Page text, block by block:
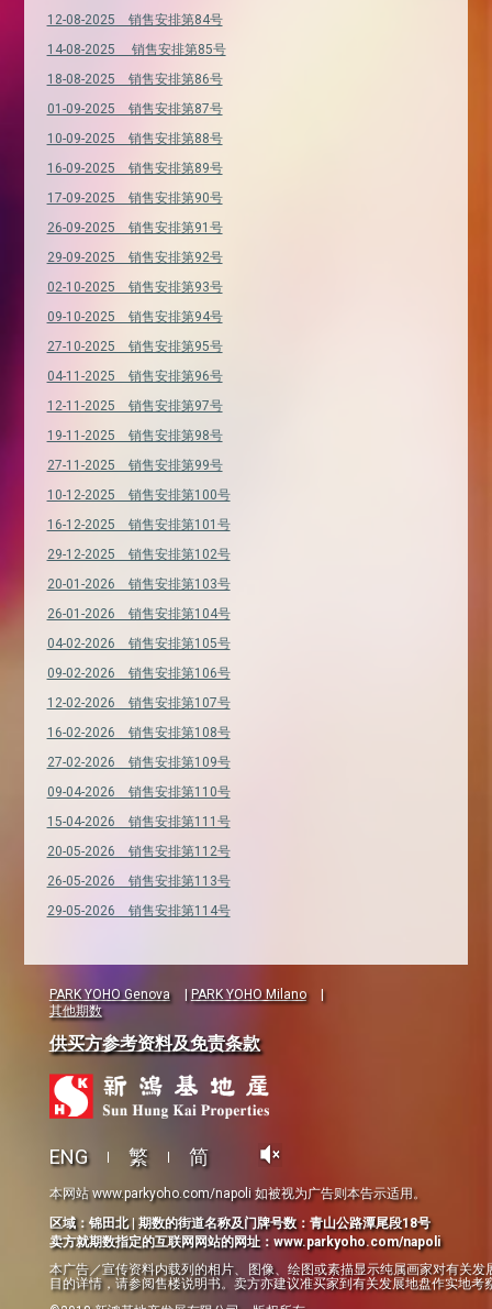
12-08-2025 销售安排第84号
14-08-2025 销售安排第85号
18-08-2025 销售安排第86号
01-09-2025 销售安排第87号
10-09-2025 销售安排第88号
16-09-2025 销售安排第89号
17-09-2025 销售安排第90号
26-09-2025 销售安排第91号
29-09-2025 销售安排第92号
02-10-2025 销售安排第93号
09-10-2025 销售安排第94号
27-10-2025 销售安排第95号
04-11-2025 销售安排第96号
12-11-2025 销售安排第97号
19-11-2025 销售安排第98号
27-11-2025 销售安排第99号
10-12-2025 销售安排第100号
16-12-2025 销售安排第101号
29-12-2025 销售安排第102号
20-01-2026 销售安排第103号
26-01-2026 销售安排第104号
04-02-2026 销售安排第105号
09-02-2026 销售安排第106号
12-02-2026 销售安排第107号
16-02-2026 销售安排第108号
27-02-2026 销售安排第109号
09-04-2026 销售安排第110号
15-04-2026 销售安排第111号
20-05-2026 销售安排第112号
26-05-2026 销售安排第113号
29-05-2026 销售安排第114号
PARK YOHO Genova | PARK YOHO Milano
|
其他期数
供买方参考资料及免责条款
ENG 繁 简
本网站 www.parkyoho.com/napoli 如被视为广告则本告示适用。
区域：锦田北 | 期数的街道名称及门牌号数：青山公路潭尾段18号
卖方就期数指定的互联网网站的网址：www.parkyoho.com/napoli
本广告／宣传资料内载列的相片、图像、绘图或素描显示纯属画家对有关
目的详情，请参阅售楼说明书。卖方亦建议准买家到有关发展地盘作实地